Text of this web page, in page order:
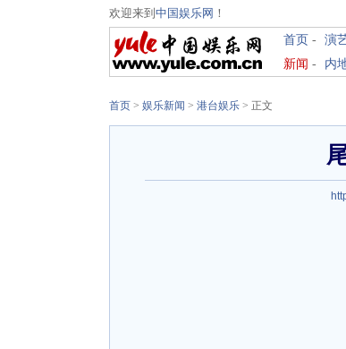
欢迎来到 中国娱乐网 ！
首页 - 演
新闻 - 内
首页 > 娱乐新闻 > 港台娱乐 > 正文